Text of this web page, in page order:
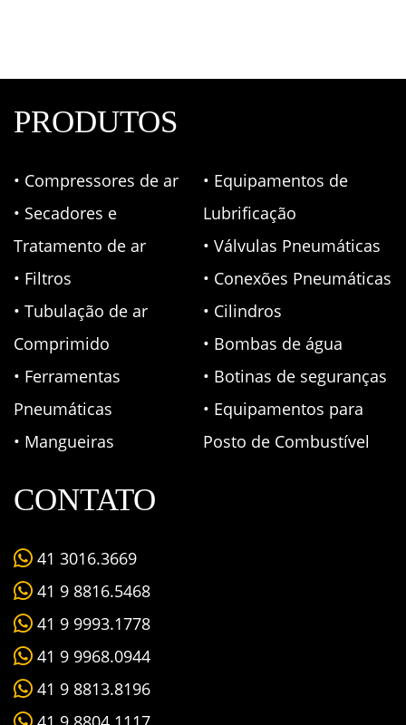
PRODUTOS
• Compressores de ar
• Secadores e
Tratamento de ar
• Filtros
• Tubulação de ar
Comprimido
• Ferramentas
Pneumáticas
• Mangueiras
• Equipamentos de
Lubrificação
• Válvulas Pneumáticas
• Conexões Pneumáticas
• Cilindros
• Bombas de água
• Botinas de seguranças
• Equipamentos para
Posto de Combustível
CONTATO
41 3016.3669
41 9 8816.5468
41 9 9993.1778
41 9 9968.0944
41 9 8813.8196